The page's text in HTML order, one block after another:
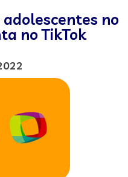
no
no TikTok